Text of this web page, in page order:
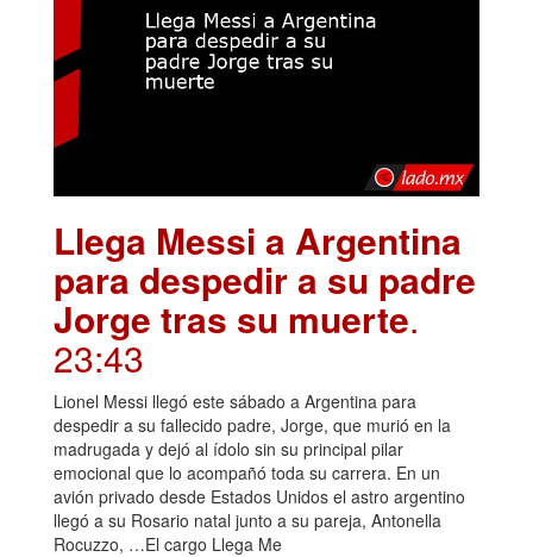
Llega Messi a Argentina
para despedir a su padre
Jorge tras su muerte.
23:43
Lionel Messi llegó este sábado a Argentina para
despedir a su fallecido padre, Jorge, que murió en la
madrugada y dejó al ídolo sin su principal pilar
emocional que lo acompañó toda su carrera. En un
avión privado desde Estados Unidos el astro argentino
llegó a su Rosario natal junto a su pareja, Antonella
Rocuzzo, …El cargo Llega Me